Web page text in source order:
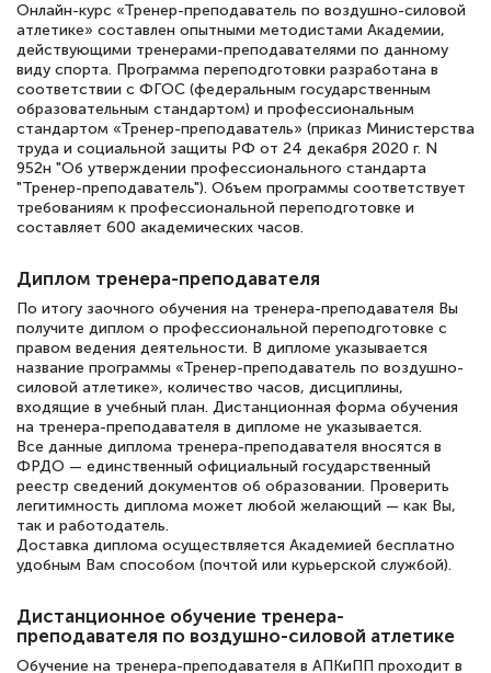
Елена Кравченко
Знаток города 5 уровня
18 марта 2026
Выражаю благодарность за курс
повышения квалификации "Эксперт ЕГЭ по
русскому языку и литературе". Много
подготовиться к тестированию. Это
книги, методические рекомендации,
статьи. Времени на подготовку
достаточно. Курс помогает пройти
аттестацию в школе. Спасибо!
Евгения Коротких
Знаток города 2 уровня
Спасибо большое Академии! Грамотное,
вежливое сопровождение! Всё чётко и
Онлайн-курс «Тренер-преподаватель по воздушно-силовой
атлетике» составлен опытными методистами Академии,
действующими тренерами-преподавателями по данному
виду спорта. Программа переподготовки разработана в
соответствии с ФГОС (федеральным государственным
образовательным стандартом) и профессиональным
стандартом «Тренер-преподаватель» (приказ Министерства
труда и социальной защиты РФ от 24 декабря 2020 г. N
952н "Об утверждении профессионального стандарта
"Тренер-преподаватель"). Объем программы соответствует
требованиям к профессиональной переподготовке и
составляет 600 академических часов.
Диплом тренера-преподавателя
По итогу заочного обучения на тренера-преподавателя Вы
получите диплом о профессиональной переподготовке с
правом ведения деятельности. В дипломе указывается
название программы «Тренер-преподаватель по воздушно-
силовой атлетике», количество часов, дисциплины,
входящие в учебный план. Дистанционная форма обучения
на тренера-преподавателя в дипломе не указывается.
Все данные диплома тренера-преподавателя вносятся в
ФРДО — единственный официальный государственный
реестр сведений документов об образовании. Проверить
легитимность диплома может любой желающий — как Вы,
так и работодатель.
Доставка диплома осуществляется Академией бесплатно
удобным Вам способом (почтой или курьерской службой).
Дистанционное обучение тренера-
преподавателя по воздушно-силовой атлетике
Обучение на тренера-преподавателя в АПКиПП проходит в